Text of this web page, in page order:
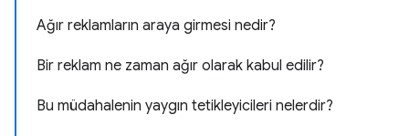
Ağır reklamların araya girmesi nedir?
Bir reklam ne zaman ağır olarak kabul edilir?
Bu müdahalenin yaygın tetikleyicileri nelerdir?